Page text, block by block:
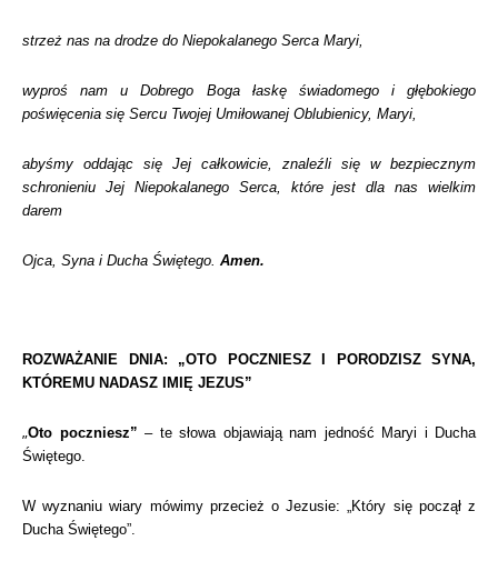
strzeż nas na drodze do Niepokalanego Serca Maryi,
wyproś nam u Dobrego Boga łaskę świadomego i głębokiego
poświęcenia się Sercu Twojej Umiłowanej Oblubienicy, Maryi,
abyśmy oddając się Jej całkowicie, znaleźli się w bezpiecznym
schronieniu Jej Niepokalanego Serca, które jest dla nas wielkim
darem
Ojca, Syna i Ducha Świętego. Amen.
ROZWAŻANIE DNIA: „OTO POCZNIESZ I PORODZISZ SYNA,
KTÓREMU NADASZ IMIĘ JEZUS”
„Oto poczniesz” – te słowa objawiają nam jedność Maryi i Ducha
Świętego.
W wyznaniu wiary mówimy przecież o Jezusie: „Który się począł z
Ducha Świętego”.